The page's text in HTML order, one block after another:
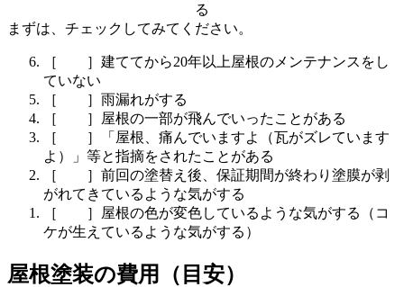
る
まずは、チェックしてみてください。
［ ］建ててから20年以上屋根のメンテナンスをし
ていない
［ ］雨漏れがする
［ ］屋根の一部が飛んでいったことがある
［ ］「屋根、痛んでいますよ（瓦がズレています
よ）」等と指摘をされたことがある
［ ］前回の塗替え後、保証期間が終わり塗膜が剥
がれてきているような気がする
［ ］屋根の色が変色しているような気がする（コ
ケが生えているような気がする）
屋根塗装の費用（目安）